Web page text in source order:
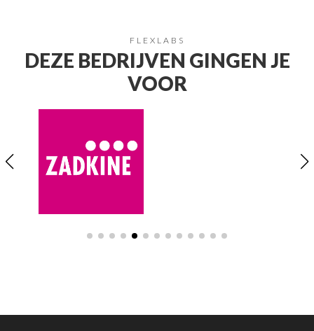
FLEXLABS
DEZE BEDRIJVEN GINGEN JE
VOOR